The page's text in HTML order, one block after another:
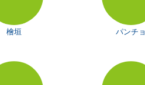
檜垣 パンチョ